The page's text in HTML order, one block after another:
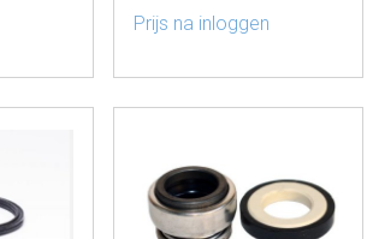
Prijs na inloggen